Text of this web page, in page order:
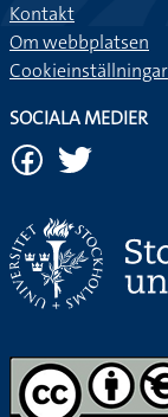
Kontakt
Om webbplatsen
Cookieinställningar
SOCIALA MEDIER